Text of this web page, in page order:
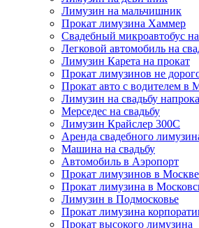
Лимузин на мальчишник
Прокат лимузина Хаммер
Свадебный микроавтобус
Легковой автомобиль на
Лимузин Карета на прокат
Прокат лимузинов не
Прокат авто с водителем в
Лимузин на свадьбу
Мерседес на свадьбу
Лимузин Крайслер 300С
Аренда свадебного
Машина на свадьбу
Автомобиль в Аэропорт
Прокат лимузинов в Москве
Прокат лимузина в
Лимузин в Подмосковье
Прокат лимузина
Прокат высокого лимузина